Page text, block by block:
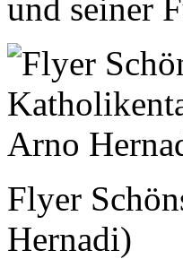
und seiner
Flyer
Hernadi)